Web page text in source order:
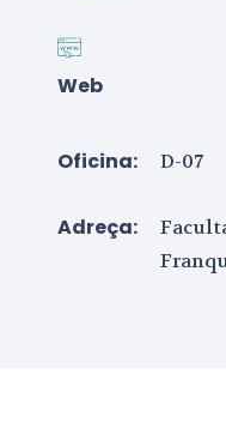
Web
Oficina: D-07
Adreça: